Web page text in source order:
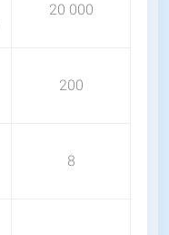
20 000
200
8